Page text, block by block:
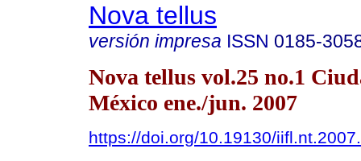
Nova tellus
versión impresa ISSN 0185-
Nova tellus vol.25 no.1
México ene./jun. 2007
https://doi.org/10.19130/